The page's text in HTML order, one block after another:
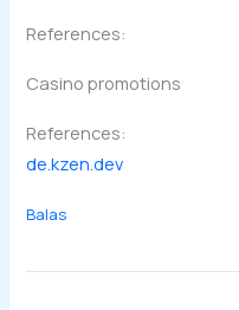
References:
Casino promotions
References:
de.kzen.dev
Balas